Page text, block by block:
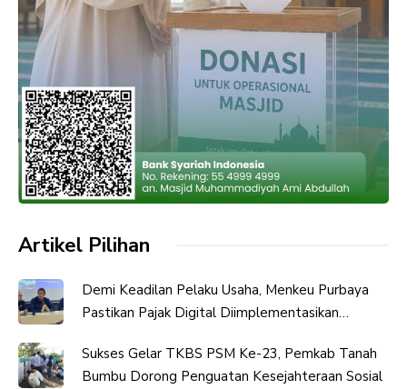
Artikel Pilihan
Demi Keadilan Pelaku Usaha, Menkeu Purbaya
Pastikan Pajak Digital Diimplementasikan
Sukses Gelar TKBS PSM Ke-23, Pemkab Tanah
Bumbu Dorong Penguatan Kesejahteraan Sosial